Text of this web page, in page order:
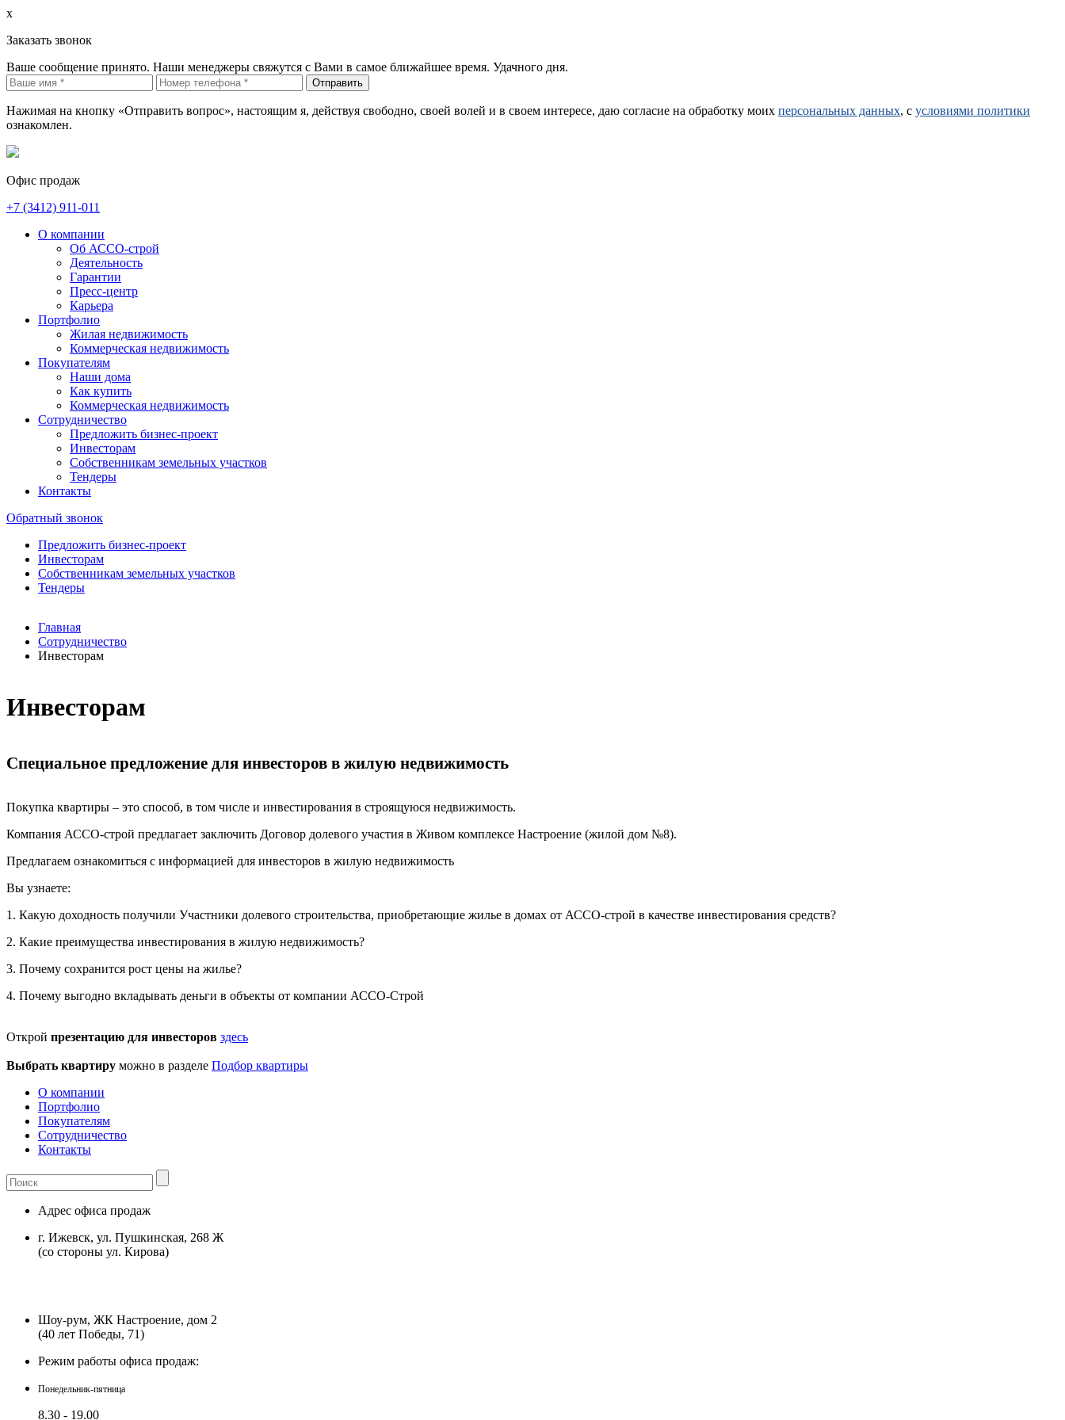
x
Заказать звонок
Ваше сообщение принято. Наши менеджеры свяжутся с Вами в самое ближайшее время. Удачного дня.
Отправить
Нажимая на кнопку «Отправить вопрос», настоящим я, действуя свободно, своей волей и в своем интересе, даю согласие на обработку моих персональных данных, с условиями политики
ознакомлен.
Офис продаж
+7 (3412) 911-011
О компании
Об АССО-строй
Деятельность
Гарантии
Пресс-центр
Карьера
Портфолио
Жилая недвижимость
Коммерческая недвижимость
Покупателям
Наши дома
Как купить
Коммерческая недвижимость
Сотрудничество
Предложить бизнес-проект
Инвесторам
Собственникам земельных участков
Тендеры
Контакты
Обратный звонок
Предложить бизнес-проект
Инвесторам
Собственникам земельных участков
Тендеры
Главная
Сотрудничество
Инвесторам
Инвесторам
Специальное предложение для инвесторов в жилую недвижимость
Покупка квартиры – это способ, в том числе и инвестирования в строящуюся недвижимость.
Компания АССО-строй предлагает заключить Договор долевого участия в Живом комплексе Настроение (жилой дом №8).
Предлагаем ознакомиться с информацией для инвесторов в жилую недвижимость
Вы узнаете:
1. Какую доходность получили Участники долевого строительства, приобретающие жилье в домах от АССО-строй в качестве инвестирования средств?
2. Какие преимущества инвестирования в жилую недвижимость?
3. Почему сохранится рост цены на жилье?
4. Почему выгодно вкладывать деньги в объекты от компании АССО-Строй
Открой презентацию для инвесторов здесь
Выбрать квартиру можно в разделе Подбор квартиры
О компании
Портфолио
Покупателям
Сотрудничество
Контакты
Адрес офиса продаж
г. Ижевск, ул. Пушкинская, 268 Ж
(со стороны ул. Кирова)
Шоу-рум, ЖК Настроение, дом 2
(40 лет Победы, 71)
Режим работы офиса продаж:
Понедельник-пятница
8.30 - 19.00